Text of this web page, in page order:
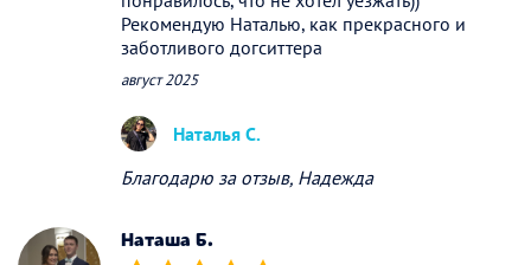
Рекомендую Наталью, как прекрасного и
заботливого догситтера
август 2025
Наталья С.
Благодарю за отзыв, Надежда
Наташа Б.